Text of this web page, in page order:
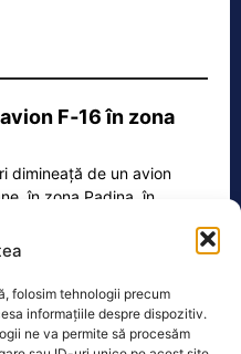
folosim tehnologii precum
informațiile despre dispozitiv.
ne va permite să procesăm
F‑16 în zona
dimineață de un avion
în zona Padina, în